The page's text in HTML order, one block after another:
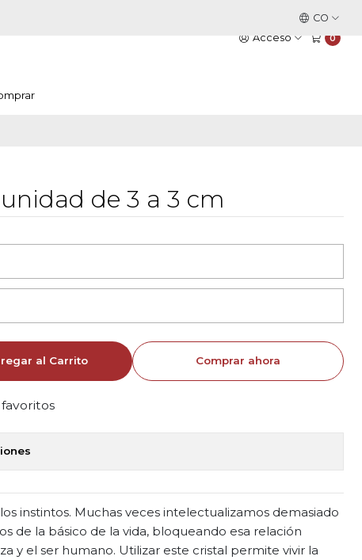
Acceso 0
CO
de 3 a 3 cm
al Carrito Comprar ahora
instintos. Muchas veces intelectualizamos demasiado
de la básico de la vida, bloqueando esa relación
y el ser humano. Utilizar este cristal permite vivir la